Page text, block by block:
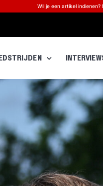
Wil je een artikel